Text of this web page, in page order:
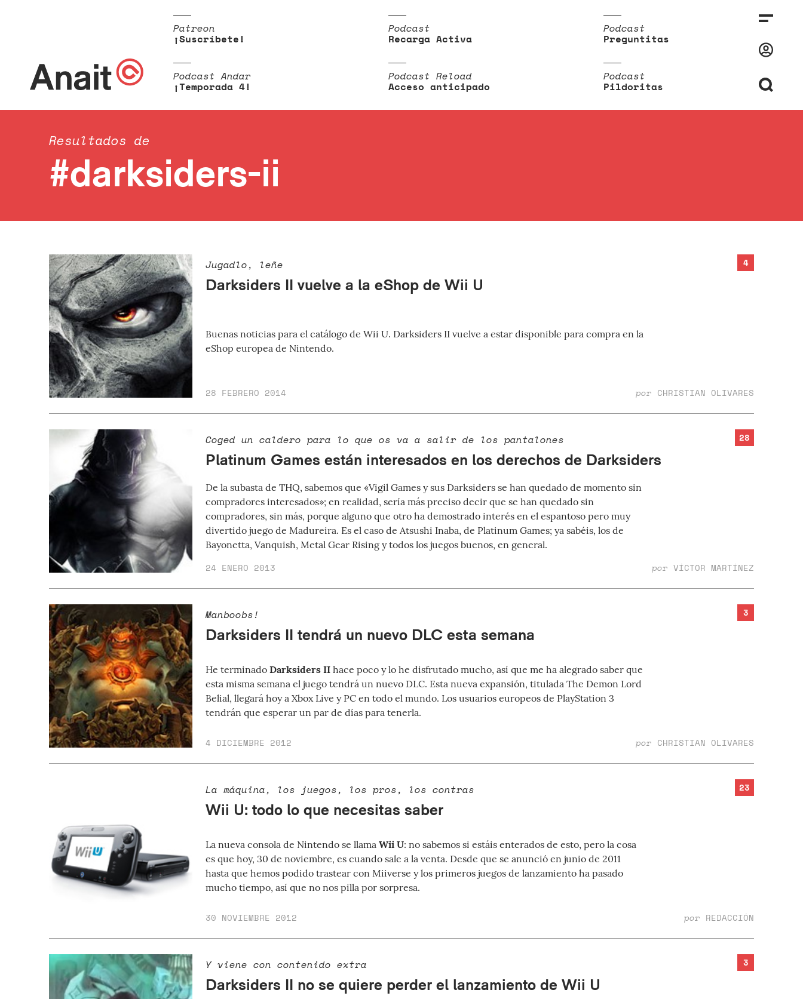
Patreon
¡Suscríbete!
Podcast
Recarga Activa
Podcast
Preguntitas
Podcast Andar
¡Temporada 4!
Podcast Reload
Acceso anticipado
Podcast
Pildoritas
Resultados de
#darksiders-ii
4
Jugadlo, leñe
Darksiders II vuelve a la eShop de Wii U
Buenas noticias para el catálogo de Wii U. Darksiders II vuelve a estar disponible para compra en la
eShop europea de Nintendo.
28 FEBRERO 2014 por CHRISTIAN OLIVARES
28
Coged un caldero para lo que os va a salir de los pantalones
Platinum Games están interesados en los derechos de Darksiders
De la subasta de THQ, sabemos que «Vigil Games y sus Darksiders se han quedado de momento sin
compradores interesados»; en realidad, sería más preciso decir que se han quedado sin
compradores, sin más, porque alguno que otro ha demostrado interés en el espantoso pero muy
divertido juego de Madureira. Es el caso de Atsushi Inaba, de Platinum Games; ya sabéis, los de
Bayonetta, Vanquish, Metal Gear Rising y todos los juegos buenos, en general.
24 ENERO 2013 por VÍCTOR MARTÍNEZ
3
Manboobs!
Darksiders II tendrá un nuevo DLC esta semana
He terminado Darksiders II hace poco y lo he disfrutado mucho, así que me ha alegrado saber que
esta misma semana el juego tendrá un nuevo DLC. Esta nueva expansión, titulada The Demon Lord
Belial, llegará hoy a Xbox Live y PC en todo el mundo. Los usuarios europeos de PlayStation 3
tendrán que esperar un par de días para tenerla.
4 DICIEMBRE 2012 por CHRISTIAN OLIVARES
23
La máquina, los juegos, los pros, los contras
Wii U: todo lo que necesitas saber
La nueva consola de Nintendo se llama Wii U: no sabemos si estáis enterados de esto, pero la cosa
es que hoy, 30 de noviembre, es cuando sale a la venta. Desde que se anunció en junio de 2011
hasta que hemos podido trastear con Miiverse y los primeros juegos de lanzamiento ha pasado
mucho tiempo, así que no nos pilla por sorpresa.
30 NOVIEMBRE 2012 por REDACCIÓN
3
Y viene con contenido extra
Darksiders II no se quiere perder el lanzamiento de Wii U